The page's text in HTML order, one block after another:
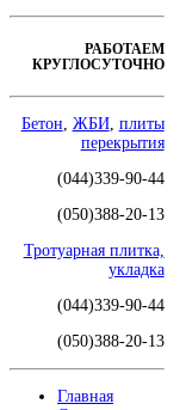
РАБОТАЕМ
КРУГЛОСУТОЧНО
Бетон ЖБИ, плиты
перекрытия
(044)339-90-44
(050)388-20-13
Тротуарная плитка,
укладка
(044)339-90-44
(050)388-20-13
Главная